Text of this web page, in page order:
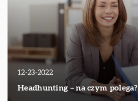
12-23-2022
Headhunting – na czym polega?